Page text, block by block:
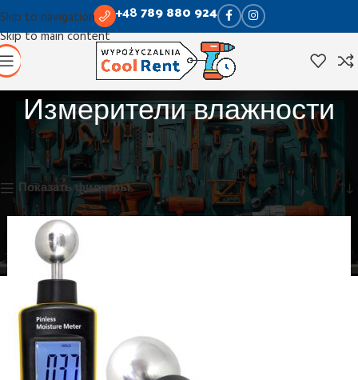
Skip to navigation
Skip to main content
+48789 880 924
Измерители влажности
Главная Измерительные инструменты Измерители влажности
Отображение единственного товара
Показать фильтры